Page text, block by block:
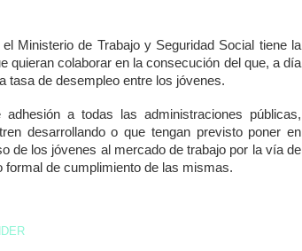
Ministerio de Trabajo y Seguridad Social tiene la
quieran colaborar en la consecución del que, a día
tasa de desempleo entre los jóvenes.
a todas las administraciones públicas,
desarrollando o que tengan previsto poner en
de los jóvenes al mercado de trabajo por la vía de
formal de cumplimiento de las mismas.